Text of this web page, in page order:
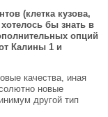
(клетка кузова,
бы знать в
опций
Калины 1 и
качества, иная
новые
другой тип